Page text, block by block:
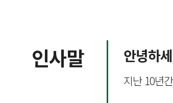
인사말 안녕하
지난 10년